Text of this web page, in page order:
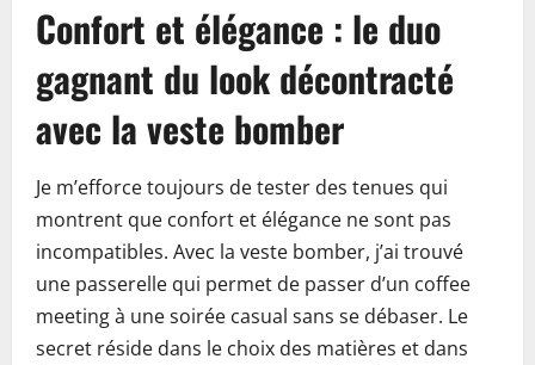
Confort et élégance : le duo
gagnant du look décontracté
avec la veste bomber
Je m’efforce toujours de tester des tenues qui
montrent que confort et élégance ne sont pas
incompatibles. Avec la veste bomber, j’ai trouvé
une passerelle qui permet de passer d’un coffee
meeting à une soirée casual sans se débaser. Le
secret réside dans le choix des matières et dans